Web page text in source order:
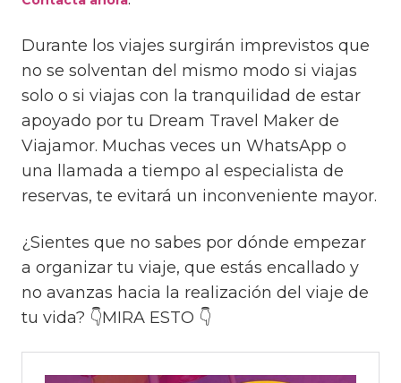
Durante los viajes surgirán imprevistos que
no se solventan del mismo modo si viajas
solo o si viajas con la tranquilidad de estar
apoyado por tu Dream Travel Maker de
Viajamor. Muchas veces un WhatsApp o
una llamada a tiempo al especialista de
reservas, te evitará un inconveniente mayor.
¿Sientes que no sabes por dónde empezar
a organizar tu viaje, que estás encallado y
no avanzas hacia la realización del viaje de
tu vida? 👇MIRA ESTO 👇